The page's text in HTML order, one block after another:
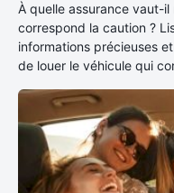
À quelle assurance vaut-
correspond la caution ?
informations précieuses
de louer le véhicule qui